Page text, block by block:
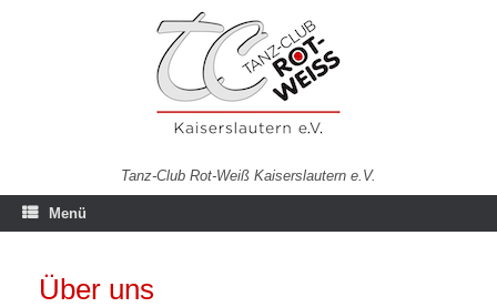
Tanz-Club Rot-Weiß Kaiserslautern e.V.
Menü
Über uns